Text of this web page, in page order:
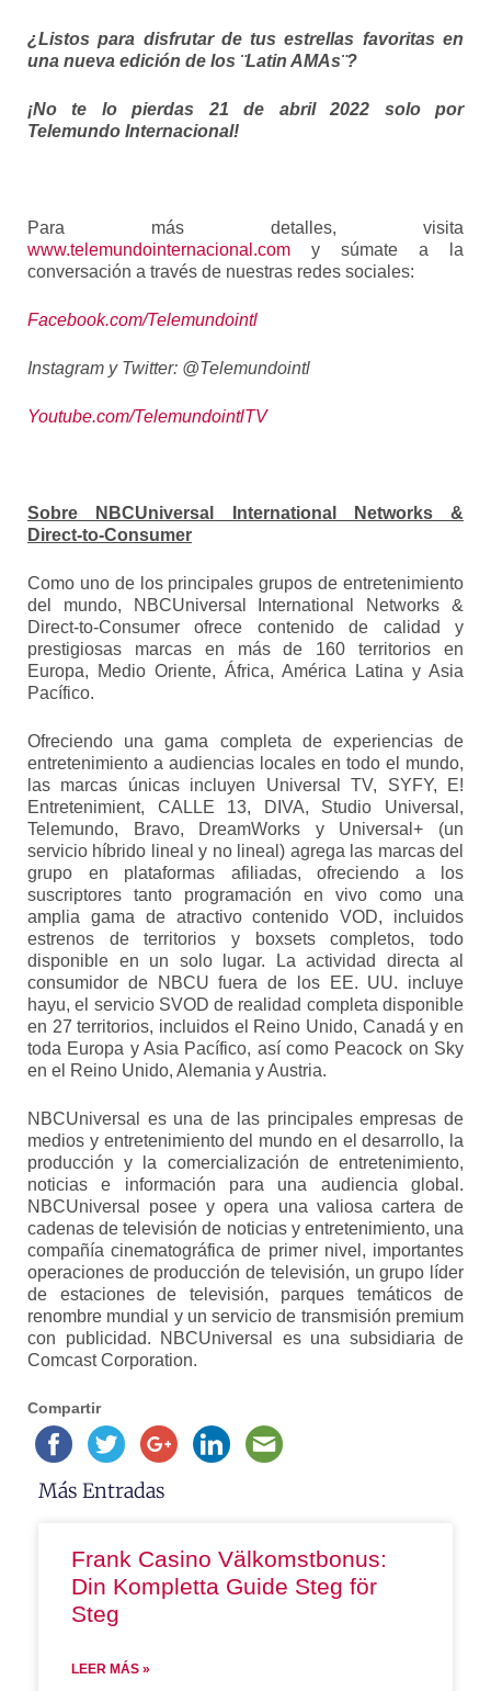
¿Listos para disfrutar de tus estrellas favoritas en
una nueva edición de los ¨Latin AMAs¨?
¡No te lo pierdas 21 de abril 2022 solo por
Telemundo Internacional!
Para más detalles, visita
www.telemundointernacional.com y súmate a la
conversación a través de nuestras redes sociales:
Facebook.com/Telemundointl
Instagram y Twitter: @Telemundointl
Youtube.com/TelemundointlTV
Sobre NBCUniversal International Networks &
Direct-to-Consumer
Como uno de los principales grupos de entretenimiento
del mundo, NBCUniversal International Networks &
Direct-to-Consumer ofrece contenido de calidad y
prestigiosas marcas en más de 160 territorios en
Europa, Medio Oriente, África, América Latina y Asia
Pacífico.
Ofreciendo una gama completa de experiencias de
entretenimiento a audiencias locales en todo el mundo,
las marcas únicas incluyen Universal TV, SYFY, E!
Entretenimient, CALLE 13, DIVA, Studio Universal,
Telemundo, Bravo, DreamWorks y Universal+ (un
servicio híbrido lineal y no lineal) agrega las marcas del
grupo en plataformas afiliadas, ofreciendo a los
suscriptores tanto programación en vivo como una
amplia gama de atractivo contenido VOD, incluidos
estrenos de territorios y boxsets completos, todo
disponible en un solo lugar. La actividad directa al
consumidor de NBCU fuera de los EE. UU. incluye
hayu, el servicio SVOD de realidad completa disponible
en 27 territorios, incluidos el Reino Unido, Canadá y en
toda Europa y Asia Pacífico, así como Peacock on Sky
en el Reino Unido, Alemania y Austria.
NBCUniversal es una de las principales empresas de
medios y entretenimiento del mundo en el desarrollo, la
producción y la comercialización de entretenimiento,
noticias e información para una audiencia global.
NBCUniversal posee y opera una valiosa cartera de
cadenas de televisión de noticias y entretenimiento, una
compañía cinematográfica de primer nivel, importantes
operaciones de producción de televisión, un grupo líder
de estaciones de televisión, parques temáticos de
renombre mundial y un servicio de transmisión premium
con publicidad. NBCUniversal es una subsidiaria de
Comcast Corporation.
Compartir
Más Entradas
Frank Casino Välkomstbonus:
Din Kompletta Guide Steg för
Steg
LEER MÁS »